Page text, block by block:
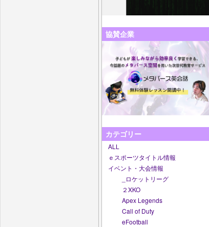
協賛企業
カテゴリー
ALL
ｅスポーツタイトル情報
イベント・大会情報
_ロケットリーグ
２XKO
Apex Legends
Call of Duty
eFootball